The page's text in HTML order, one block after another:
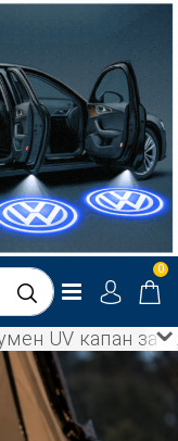
0
UV капан за